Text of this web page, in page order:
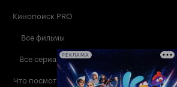
Кинопоиск PRO
Все фильмы
Все сериалы
Что посмотреть
РЕКЛАМА